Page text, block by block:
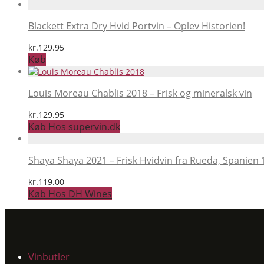
Blackett Extra Dry Hvid Portvin – Oplev Historien!
kr.129.95
Køb
Louis Moreau Chablis 2018 – Frisk og mineralsk vin
kr.129.95
Køb Hos supervin.dk
Shaya Shaya 2021 – Frisk Hvidvin fra Rueda, Spanien
kr.119.00
Køb Hos DH Wines
Vinbutler